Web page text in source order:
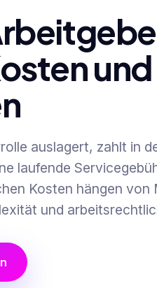
und
auslagert, zahlt in
laufende
Kosten hängen von
und